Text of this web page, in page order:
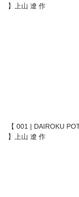
】上山 遼 作
【 001 | DAIROKU
】上山 遼 作